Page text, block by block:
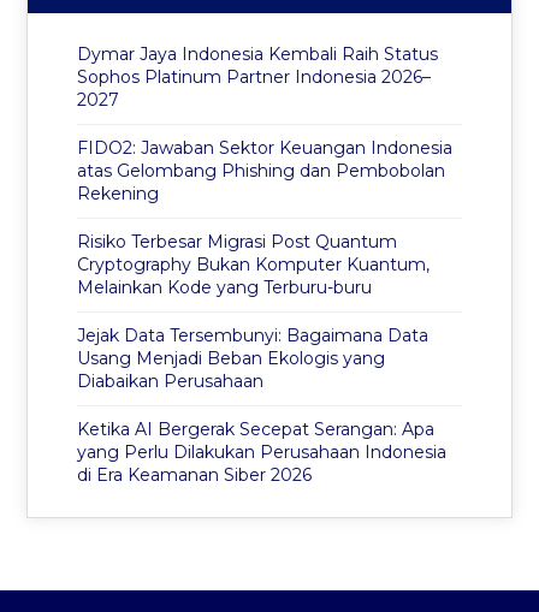
Dymar Jaya Indonesia Kembali Raih Status
Sophos Platinum Partner Indonesia 2026–
2027
FIDO2: Jawaban Sektor Keuangan Indonesia
atas Gelombang Phishing dan Pembobolan
Rekening
Risiko Terbesar Migrasi Post Quantum
Cryptography Bukan Komputer Kuantum,
Melainkan Kode yang Terburu-buru
Jejak Data Tersembunyi: Bagaimana Data
Usang Menjadi Beban Ekologis yang
Diabaikan Perusahaan
Ketika AI Bergerak Secepat Serangan: Apa
yang Perlu Dilakukan Perusahaan Indonesia
di Era Keamanan Siber 2026